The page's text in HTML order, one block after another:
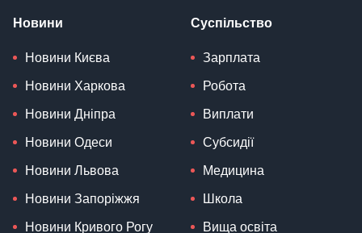
Новини
Новини Києва
Новини Харкова
Новини Дніпра
Новини Одеси
Новини Львова
Новини Запоріжжя
Новини Кривого Рогу
Суспільство
Зарплата
Робота
Виплати
Субсидії
Медицина
Школа
Вища освіта